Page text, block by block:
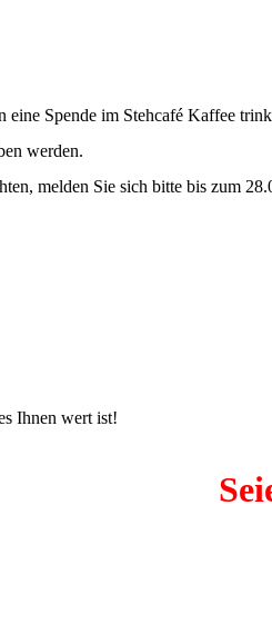
Spende im Stehcafé Kaffee
werden.
melden Sie sich bitte bis zum
Ihnen wert ist!